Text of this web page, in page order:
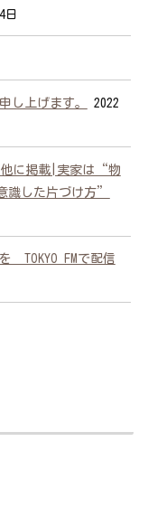
日
し上げます。
2022
他に掲載|実家は“物
した片づけ方”
TOKYO FMで配信